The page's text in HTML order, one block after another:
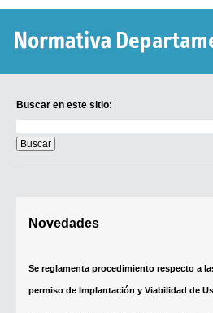
Buscar en este sitio:
en
este
sitio:
Novedades
Se reglamenta procedimiento respecto a
permiso de Implantación y Viabilidad de